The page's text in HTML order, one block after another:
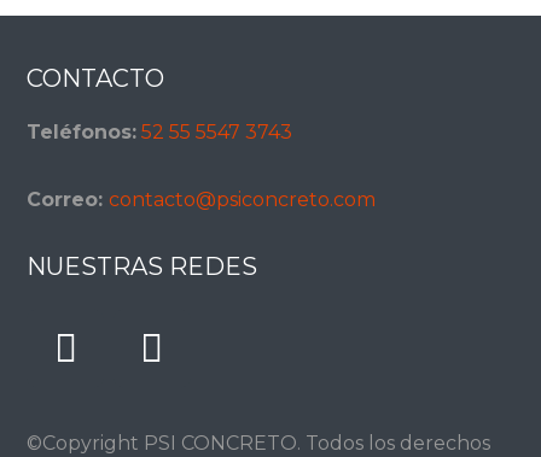
Footer
CONTACTO
Teléfonos: 52 55 5547 3743
Correo: contacto@psiconcreto.com
NUESTRAS REDES
©Copyright PSI CONCRETO. Todos los derechos